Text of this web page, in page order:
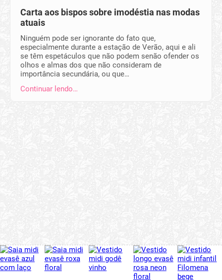
Carta aos bispos sobre imodéstia nas modas
atuais
Ninguém pode ser ignorante do fato que,
especialmente durante a estação de Verão, aqui e ali
se têm espetáculos que não podem senão ofender os
olhos e almas dos que não consideram de
importância secundária, ou que…
Continuar lendo…